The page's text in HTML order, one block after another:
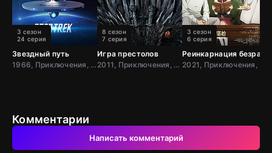
Звездный путь
1966, Приключения, Фантастика, Боевик, США
3 сезон
24 серия
Игра престолов
2011, Приключения, Фэнтези, Блокбастер, Мистический, Боевик, Зарубежный, Мелодрама, Драма, США,
8 сезон
7 серия
Реинкарнация
3 сезон
6 серия
Комментарии
Написать комментарий